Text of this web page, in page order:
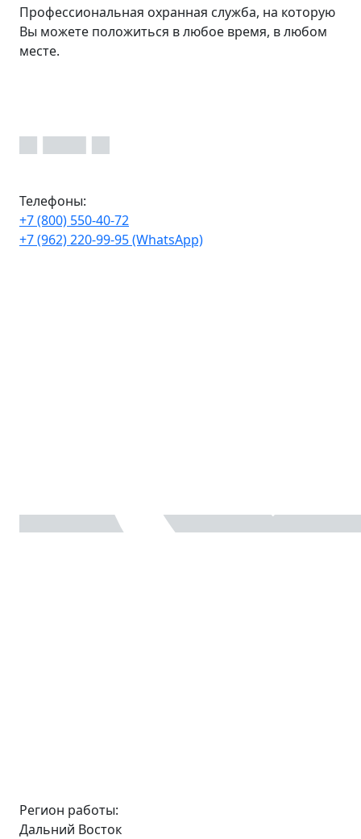
Профессиональная охранная служба, на которую
Вы можете положиться в любое время, в любом
месте.
Телефоны:
+7 (800) 550-40-72
+7 (962) 220-99-95 (WhatsApp)
Регион работы:
Дальний Восток